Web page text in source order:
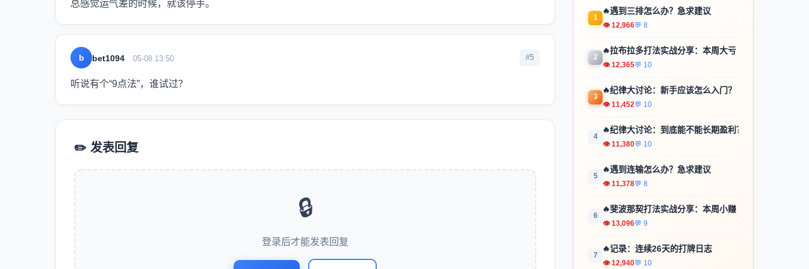
总感觉运气差的时候，就该停手。
b bet1094 05-08 13:50 #5
听说有个“9点法”，谁试过？
✏️ 发表回复
🔒
登录后才能发表回复
1
🔥遇到三排怎么办？急求建议
👁 12,966💬 8
2
🔥拉布拉多打法实战分享：本周大亏
👁 12,365💬 10
3
🔥纪律大讨论：新手应该怎么入门？
👁 11,452💬 10
4
🔥纪律大讨论：到底能不能长期盈利？
👁 11,380💬 10
5
🔥遇到连输怎么办？急求建议
👁 11,378💬 8
6
🔥斐波那契打法实战分享：本周小赚
👁 13,096💬 9
7
🔥记录：连续26天的打牌日志
👁 12,940💬 10